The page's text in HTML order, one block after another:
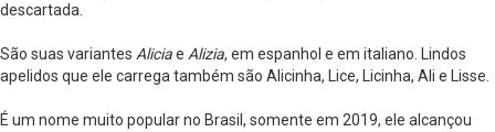
descartada.
São suas variantes Aliciae Alizia, em espanhol e em italiano. Lindos
apelidos que ele carrega também são Alicinha, Lice, Licinha, Ali e Lisse.
É um nome muito popular no Brasil, somente em 2019, ele alcançou